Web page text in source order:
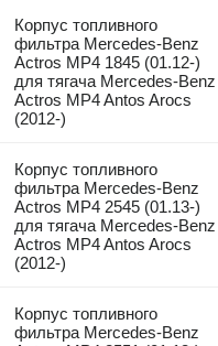
Корпус топливного
фильтра Mercedes-Benz
Actros MP4 1845 (01.12-)
для тягача Mercedes-Benz
Actros MP4 Antos Arocs
(2012-)
Корпус топливного
фильтра Mercedes-Benz
Actros MP4 2545 (01.13-)
для тягача Mercedes-Benz
Actros MP4 Antos Arocs
(2012-)
Корпус топливного
фильтра Mercedes-Benz